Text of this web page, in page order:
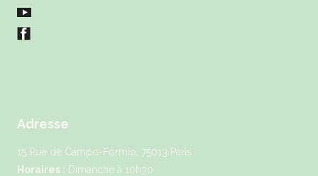
Adresse
15 Rue de Campo-Formio, 75013 Paris
Horaires : Dimanche à 10h30